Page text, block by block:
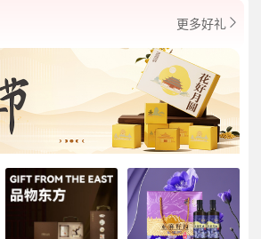
更多好礼 